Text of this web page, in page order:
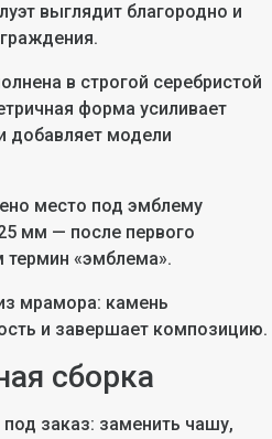
выглядит благородно и
в строгой серебристой
форма усиливает
добавляет модели
место под эмблему
мм — после первого
термин «эмблема».
мрамора: камень
и завершает композицию.
сборка
заказ: заменить чашу,